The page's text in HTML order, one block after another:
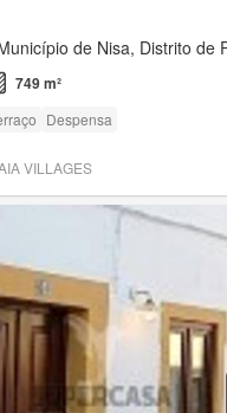
de Nisa, Distrito de
749 m²
Despensa
VILLAGES